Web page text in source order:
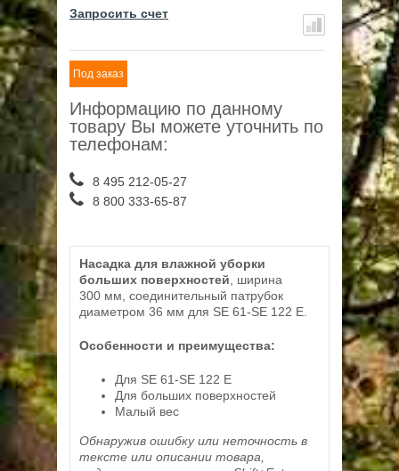
Запросить счет
Под заказ
Информацию по данному
товару Вы можете уточнить по
телефонам:
8 495 212-05-27
8 800 333-65-87
Насадка для влажной уборки
больших поверхностей , ширина
300 мм, соединительный патрубок
диаметром 36 мм для SE 61-SE 122 E.
Особенности и преимущества:
Для SE 61-SE 122 E
Для больших поверхностей
Малый вес
Обнаружив ошибку или неточность в
тексте или описании товара,